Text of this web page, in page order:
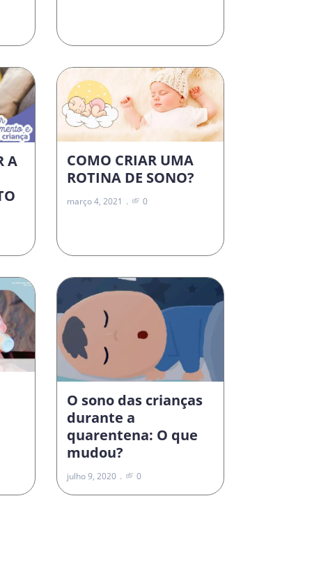
A
COMO CRIAR UMA
ROTINA DE SONO?
março 4, 2021 0
O sono das crianças
durante a
quarentena: O que
mudou?
julho 9, 2020 0